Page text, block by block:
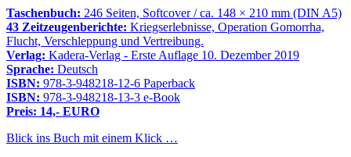
Taschenbuch: 246 Seiten, Softcover / ca. 148 × 210 mm (DIN A5)
43 Zeitzeugenberichte: Kriegserlebnisse, Operation Gomorrha,
Flucht, Verschleppung und Vertreibung.
Verlag: Kadera-Verlag - Erste Auflage 10. Dezember 2019
Sprache: Deutsch
ISBN: 978-3-948218-12-6 Paperback
ISBN: 978-3-948218-13-3 e-Book
Preis: 14,- EURO
Blick ins Buch mit einem Klick …